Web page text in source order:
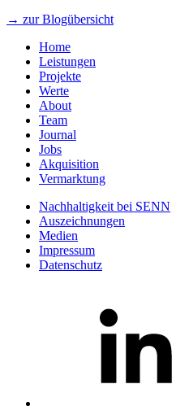
→ zur Blogübersicht
Home
Leistungen
Projekte
Werte
About
Team
Journal
Jobs
Akquisition
Vermarktung
Nachhaltigkeit bei SENN
Auszeichnungen
Medien
Impressum
Datenschutz